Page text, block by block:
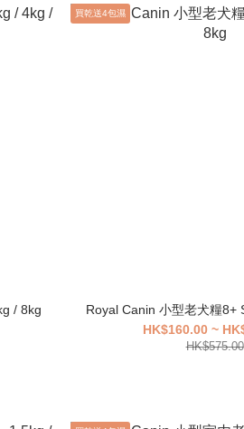
/ 8kg
買乾送4包濕
Royal Canin 小型老犬糧8+
HK$160.00 ~
HK$575.00